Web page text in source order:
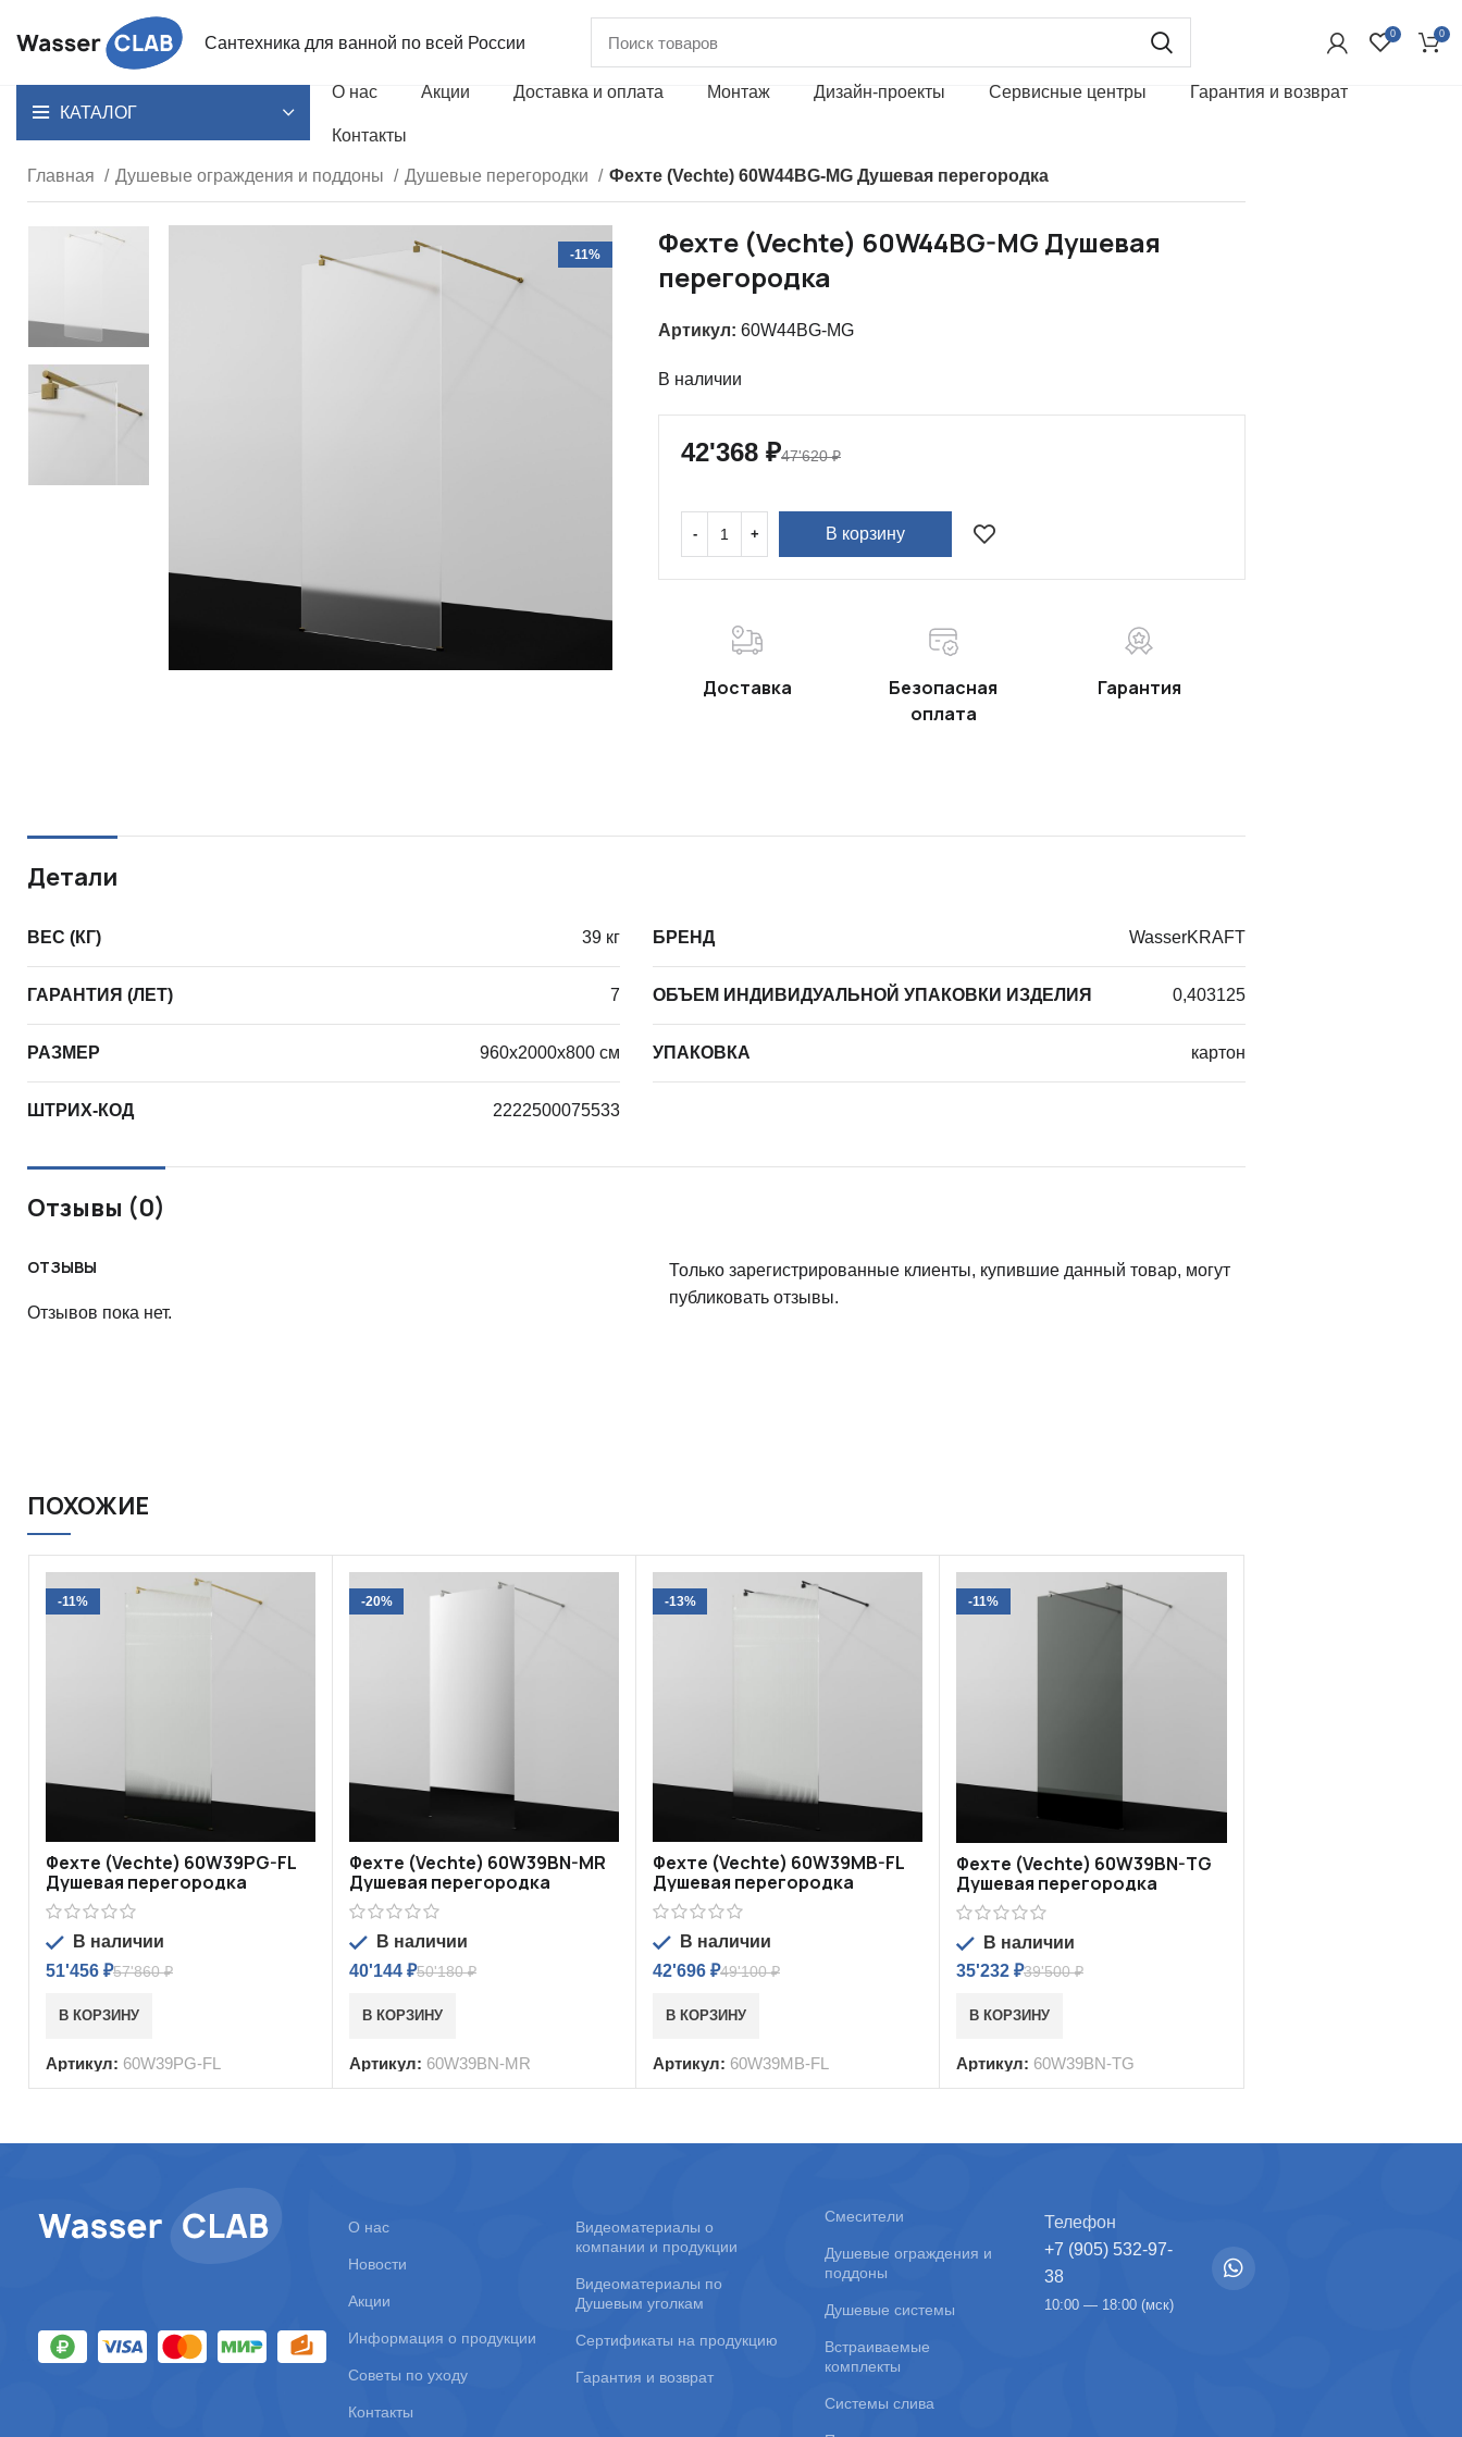
Сантехника для ванной по всей России 0 0
КАТАЛОГ
О нас Акции Доставка и оплата Монтаж Дизайн-проекты Сервисные центры Гарантия и возврат
Контакты
Главная Душевые ограждения и поддоны Душевые перегородки Фехте (Vechte) 60W44BG-MG Душевая перегородка
-11%
Фехте (Vechte) 60W44BG-MG Душевая
перегородка
Артикул: 60W44BG-MG
В наличии
42'368 ₽47'620₽
В корзину
Доставка
Безопасная
оплата
Гарантия
Детали
ВЕС (КГ) 39 кг БРЕНД WasserKRAFT
ГАРАНТИЯ (ЛЕТ) 7 ОБЪЕМ ИНДИВИДУАЛЬНОЙ УПАКОВКИ ИЗДЕЛИЯ 0,403125
РАЗМЕР 960х2000х800 см УПАКОВКА картон
ШТРИХ-КОД 2222500075533
Отзывы (0)
ОТЗЫВЫ
Отзывов пока нет.
Только зарегистрированные клиенты, купившие данный товар, могут
публиковать отзывы.
ПОХОЖИЕ
-11%
Фехте (Vechte) 60W39PG-FL
Душевая перегородка
В наличии
51'456 ₽57'860₽
В КОРЗИНУ
Артикул: 60W39PG-FL
-20%
Фехте (Vechte) 60W39BN-MR
Душевая перегородка
В наличии
40'144 ₽50'180₽
В КОРЗИНУ
Артикул: 60W39BN-MR
-13%
Фехте (Vechte) 60W39MB-FL
Душевая перегородка
В наличии
42'696 ₽49'100₽
В КОРЗИНУ
Артикул: 60W39MB-FL
-11%
Фехте (Vechte) 60W39BN-TG
Душевая перегородка
В наличии
35'232 ₽39'500₽
В КОРЗИНУ
Артикул: 60W39BN-TG
О нас
Новости
Акции
Информация о продукции
Советы по уходу
Контакты
Видеоматериалы о
компании и продукции
Видеоматериалы по
Душевым уголкам
Сертификаты на продукцию
Гарантия и возврат
Смесители
Душевые ограждения и
поддоны
Душевые системы
Встраиваемые
комплекты
Системы слива
Телефон
+7 (905) 532-97-
38
10:00 — 18:00 (мск)